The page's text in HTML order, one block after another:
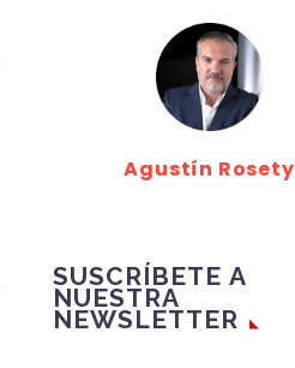
Agustín Rosety
SUSCRÍBETE A
NUESTRA
NEWSLETTER